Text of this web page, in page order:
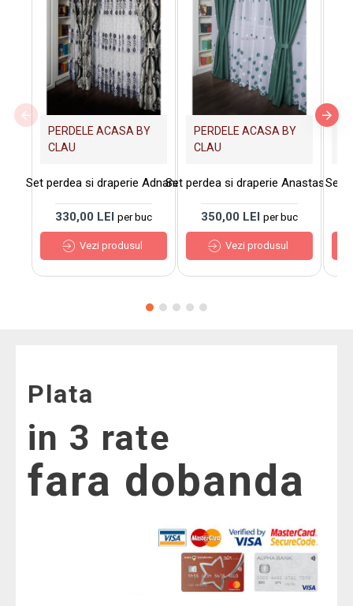
PERDELE ACASA BY
CLAU
Set perdea si draperie Adnana
330,00 LEI per buc
Vezi produsul
PERDELE ACASA BY
CLAU
Set perdea si draperie Anastasia
350,00 LEI per buc
Vezi produsul
Set
Plata
in 3 rate
fara dobanda